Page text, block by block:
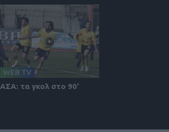
WEB TV
ΑΣΑ: τα γκολ στο 90'